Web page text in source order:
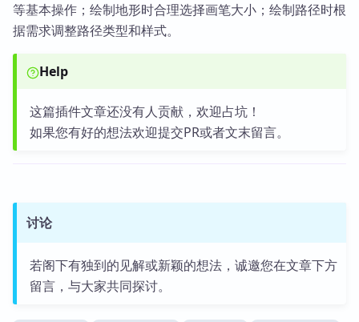
等基本操作；绘制地形时合理选择画笔大小；绘制路径时根
据需求调整路径类型和样式。
Help
这篇插件文章还没有人贡献，欢迎占坑！
如果您有好的想法欢迎提交PR或者文末留言。
讨论
若阁下有独到的见解或新颖的想法，诚邀您在文章下方
留言，与大家共同探讨。